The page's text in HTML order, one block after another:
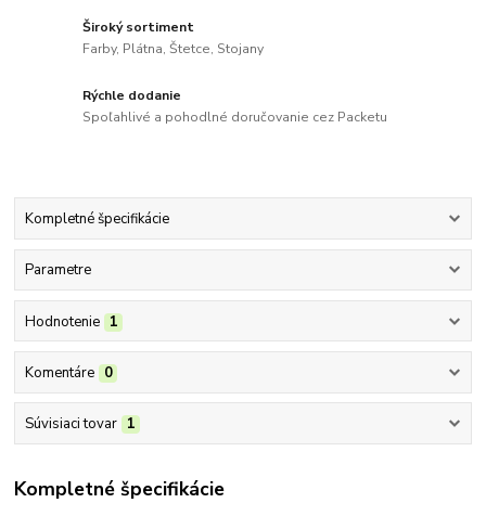
Široký sortiment
Farby, Plátna, Štetce, Stojany
Rýchle dodanie
Spoľahlivé a pohodlné doručovanie cez Packetu
Kompletné špecifikácie
Parametre
Hodnotenie 1
Komentáre 0
Súvisiaci tovar 1
Kompletné špecifikácie